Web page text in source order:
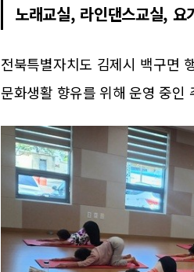
노래교실, 라인댄스교실,
전북특별자치도 김제시 백구면
문화생활 향유를 위해 운영 중인